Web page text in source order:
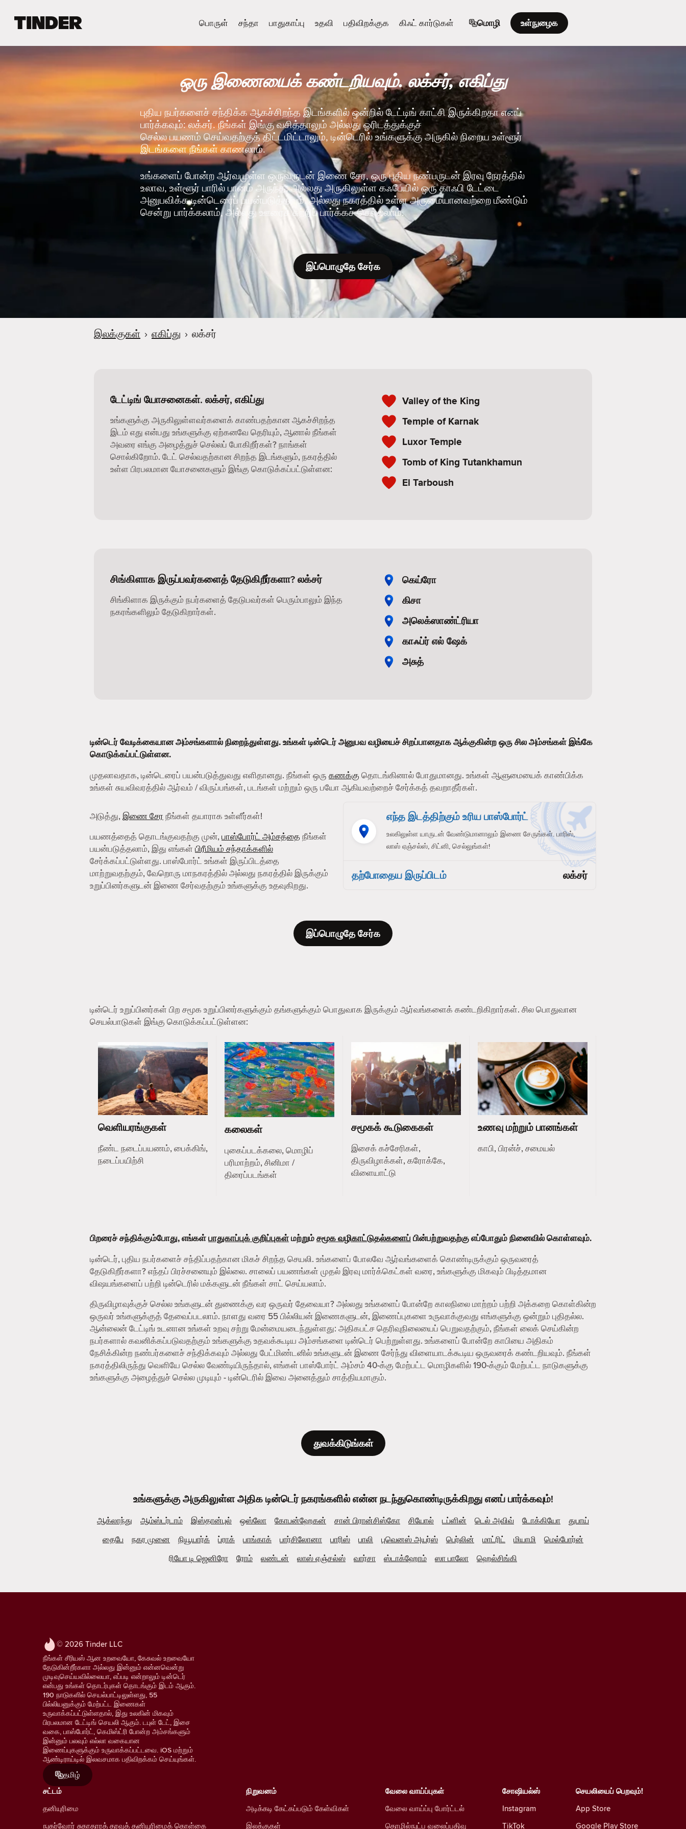
ர்
பொருள் சந்தா பாதுகாப்பு உதவி பதிவிறக்குக கிஃட் கார்டுகள் மொழி உள்நுழைக
ஒரு இணையைக் கண்டறியவும். லக்சர், எகிப்து
புதிய நபர்களைச் சந்திக்க ஆகச்சிறந்த இடங்களில் ஒன்றில் டேட்டிங் காட்சி இருக்கிறதா எனப்
பார்க்கவும்: லக்சர். நீங்கள் இங்கு வசித்தாலும் அல்லது ஓரிடத்துக்குச்
செல்ல பயணம் செய்வதற்குத் திட்டமிட்டாலும், டின்டெரில் உங்களுக்கு அருகில் நிறைய உள்ளூர்
இடங்களை நீங்கள் காணலாம்.
உங்களைப் போன்ற ஆர்வமுள்ள ஒருவருடன் இணை சேர, ஒரு புதிய நண்பருடன் இரவு நேரத்தில்
உலாவ, உள்ளூர் பாரில் பானம் அருந்த, அல்லது அருகிலுள்ள கஃபேயில் ஒரு காஃபி டேட்டை
அனுபவிக்க டின்டெரைப் பயன்படுத்தவும். அல்லது நகரத்தில் உள்ள அருமையானவற்றை மீண்டும்
சென்று பார்க்கலாம், அல்லது ஊரைச் சுற்றிப் பார்க்கச் செல்லலாம்.
இப்பொழுதே சேர்க
இலக்குகள் › எகிப்து › லக்சர்
டேட்டிங் யோசனைகள். லக்சர், எகிப்து
உங்களுக்கு அருகிலுள்ளவர்களைக் காண்பதற்கான ஆகச்சிறந்த
இடம் எது என்பது உங்களுக்கு ஏற்கனவே தெரியும், ஆனால் நீங்கள்
அவரை எங்கு அழைத்துச் செல்லப் போகிறீர்கள்? நாங்கள்
சொல்கிறோம். டேட் செல்வதற்கான சிறந்த இடங்களும், நகரத்தில்
உள்ள பிரபலமான யோசனைகளும் இங்கு கொடுக்கப்பட்டுள்ளன:
Valley of the King
Temple of Karnak
Luxor Temple
Tomb of King Tutankhamun
El Tarboush
சிங்கிளாக இருப்பவர்களைத் தேடுகிறீர்களா? லக்சர்
சிங்கிளாக இருக்கும் நபர்களைத் தேடுபவர்கள் பெரும்பாலும் இந்த
நகரங்களிலும் தேடுகிறார்கள்.
கெய்ரோ
கிசா
அலெக்ஸாண்ட்ரியா
காஃப்ர் எல் ஷேக்
அசுத்
டின்டெர் வேடிக்கையான அம்சங்களால் நிறைந்துள்ளது. உங்கள் டின்டெர் அனுபவ வழியைச் சிறப்பானதாக ஆக்குகின்ற ஒரு சில அம்சங்கள் இங்கே
கொடுக்கப்பட்டுள்ளன.
முதலாவதாக, டின்டெரைப் பயன்படுத்துவது எளிதானது. நீங்கள் ஒரு கணக்கு தொடங்கினால் போதுமானது. உங்கள் ஆளுமையைக் காண்பிக்க
உங்கள் சுயவிவரத்தில் ஆர்வம் / விருப்பங்கள், படங்கள் மற்றும் ஒரு பயோ ஆகியவற்றைச் சேர்க்கத் தவறாதீர்கள்.
அடுத்து, இணை சேர நீங்கள் தயாராக உள்ளீர்கள்!
பயணத்தைத் தொடங்குவதற்கு முன், பாஸ்போர்ட் அம்சத்தை நீங்கள்
பயன்படுத்தலாம், இது எங்கள் பிரீமியம் சந்தாக்களில்
சேர்க்கப்பட்டுள்ளது. பாஸ்போர்ட் உங்கள் இருப்பிடத்தை
மாற்றுவதற்கும், வேறொரு மாநகரத்தில் அல்லது நகரத்தில் இருக்கும்
உறுப்பினர்களுடன் இணை சேர்வதற்கும் உங்களுக்கு உதவுகிறது.
எந்த இடத்திற்கும் உரிய பாஸ்போர்ட்
உலகிலுள்ள யாருடன் வேண்டுமானாலும் இணை சேருங்கள். பாரிஸ்,
லாஸ் ஏஞ்சல்ஸ், சிட்னி, செல்லுங்கள்!
தற்போதைய இருப்பிடம் லக்சர்
இப்பொழுதே சேர்க
டின்டெர் உறுப்பினர்கள் பிற சமூக உறுப்பினர்களுக்கும் தங்களுக்கும் பொதுவாக இருக்கும் ஆர்வங்களைக் கண்டறிகிறார்கள். சில பொதுவான
செயல்பாடுகள் இங்கு கொடுக்கப்பட்டுள்ளன:
வெளியரங்குகள்
நீண்ட நடைப்பயணம், பைக்கிங்,
நடைப்பயிற்சி
கலைகள்
புகைப்படக்கலை, மொழிப்
பரிமாற்றம், சினிமா /
திரைப்படங்கள்
சமூகக் கூடுகைகள்
இசைக் கச்சேரிகள்,
திருவிழாக்கள், கரோக்கே,
விளையாட்டு
உணவு மற்றும் பானங்கள்
காபி, பிரன்ச், சமையல்
பிறரைச் சந்திக்கும்போது, எங்கள்பாதுகாப்புக் குறிப்புகள்மற்றும்சமூக வழிகாட்டுதல்களைப் பின்பற்றுவதற்கு எப்போதும் நினைவில் கொள்ளவும்.
டின்டெர், புதிய நபர்களைச் சந்திப்பதற்கான மிகச் சிறந்த செயலி. உங்களைப் போலவே ஆர்வங்களைக் கொண்டிருக்கும் ஒருவரைத்
தேடுகிறீர்களா? எந்தப் பிரச்சனையும் இல்லை. சாலைப் பயணங்கள் முதல் இரவு மார்க்கெட்கள் வரை, உங்களுக்கு மிகவும் பிடித்தமான
விஷயங்களைப் பற்றி டின்டெரில் மக்களுடன் நீங்கள் சாட் செய்யலாம்.
திருவிழாவுக்குச் செல்ல உங்களுடன் துணைக்கு வர ஒருவர் தேவையா? அல்லது உங்களைப் போன்றே காலநிலை மாற்றம் பற்றி அக்கறை கொள்கின்ற
ஒருவர் உங்களுக்குத் தேவைப்படலாம். நாளது வரை 55 பில்லியன் இணைகளுடன், இணைப்புகளை உருவாக்குவது எங்களுக்கு ஒன்றும் புதிதல்ல.
ஆன்லைன் டேட்டிங் உடனான உங்கள் உறவு சற்று மேன்மையடைந்துள்ளது: அதிகபட்ச தெரிவுநிலையைப் பெறுவதற்கும், நீங்கள் லைக் செய்கின்ற
நபர்களால் கவனிக்கப்படுவதற்கும் உங்களுக்கு உதவக்கூடிய அம்சங்களை டின்டெர் பெற்றுள்ளது. உங்களைப் போன்றே காபியை அதிகம்
நேசிக்கின்ற நண்பர்களைச் சந்திக்கவும் அல்லது பேட்மிண்டனில் உங்களுடன் இணை சேர்ந்து விளையாடக்கூடிய ஒருவரைக் கண்டறியவும். நீங்கள்
நகரத்திலிருந்து வெளியே செல்ல வேண்டியிருந்தால், எங்கள் பாஸ்போர்ட் அம்சம் 40-க்கு மேற்பட்ட மொழிகளில் 190-க்கும் மேற்பட்ட நாடுகளுக்கு
உங்களுக்கு அழைத்துச் செல்ல முடியும் - டின்டெரில் இவை அனைத்தும் சாத்தியமாகும்.
துவக்கிடுங்கள்
உங்களுக்கு அருகிலுள்ள அதிக டின்டெர் நகரங்களில் என்ன நடந்துகொண்டிருக்கிறது எனப் பார்க்கவும்!
ஆக்லாந்து ஆம்ஸ்டர்டாம் இஸ்தான்புல் ஒஸ்லோ கோபன்ஹேகன் சான் பிரான்சிஸ்கோ சியோல் டப்ளின் டெல் அவிவ் டோக்கியோ
துபாய்
தைபே
நகர முனை நியூயார்க் ப்ராக் பாங்காக் பார்சிலோனா பாரிஸ் பாலி புவெனஸ் அயர்ஸ் பெர்லின் மாட்ரிட் மியாமி
மெல்போர்ன்
ரியோ டி ஜெனிரோ
ரோம் லண்டன் லாஸ் ஏஞ்சல்ஸ் வார்சா ஸ்டாக்ஹோம் ஸா பாலோ ஹெல்சிங்கி
© 2026 Tinder LLC
நீங்கள் சீரியஸ் ஆன உறவையோ, கேசுவல் உறவையோ
தேடுகின்றீர்களா அல்லது இன்னும் என்னவென்று
முடிவுசெய்யவில்லையா, எப்படி என்றாலும் டின்டெர்
என்பது உங்கள் தொடர்புகள் தொடங்கும் இடம் ஆகும்.
190 நாடுகளில் செயல்பாட்டிலுள்ளது, 55
பில்லியனுக்கும் மேற்பட்ட இணைகள்
உருவாக்கப்பட்டுள்ளதால், இது உலகின் மிகவும்
பிரபலமான டேட்டிங் செயலி ஆகும். டபுள் டேட், இசை
வகை, பாஸ்போர்ட், கெமிஸ்ட்ரி போன்ற அம்சங்களும்
இன்னும் பலவும் எல்லா வகையான
இணைப்புகளுக்கும் உருவாக்கப்பட்டவை. iOS மற்றும்
ஆண்டிராய்டில் இலவசமாக பதிவிறக்கம் செய்யுங்கள்.
தமிழ்
சோஷியல்ஸ்
Instagram
TikTok
சட்டம்
தனியுரிமை
நுகர்வோர் சுகாதாரத் தரவுத் தனியுரிமைக் கொள்கை
வேலை வாய்ப்புகள்
வேலை வாய்ப்பு போர்ட்டல்
தொழில்நுட்ப வலைப்பதிவு
நிறுவனம்
அடிக்கடி கேட்கப்படும் கேள்விகள்
இலக்குகள்
செயலியைப் பெறவும்!
App Store
Google Play Store